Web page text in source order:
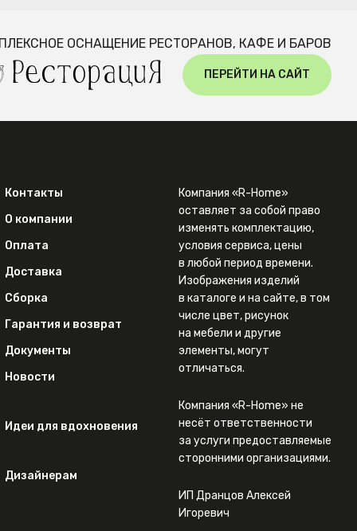
ОСНАЩЕНИЕ РЕСТОРАНОВ, КАФЕ И БАРОВ
ПЕРЕЙТИ НА САЙТ
Контакты
О компании
Оплата
Доставка
Сборка
Гарантия и возврат
Документы
Новости
Идеи для вдохновения
Дизайнерам
Компания «R-Home»
оставляет за собой право
изменять комплектацию,
условия сервиса, цены
в любой период времени.
Изображения изделий
в каталоге и на сайте, в том
числе цвет, рисунок
на мебели и другие
элементы, могут
отличаться.
Компания «R-Home» не
несёт ответственности
за услуги предоставляемые
сторонними организациями.
ИП Дранцов Алексей
Игоревич